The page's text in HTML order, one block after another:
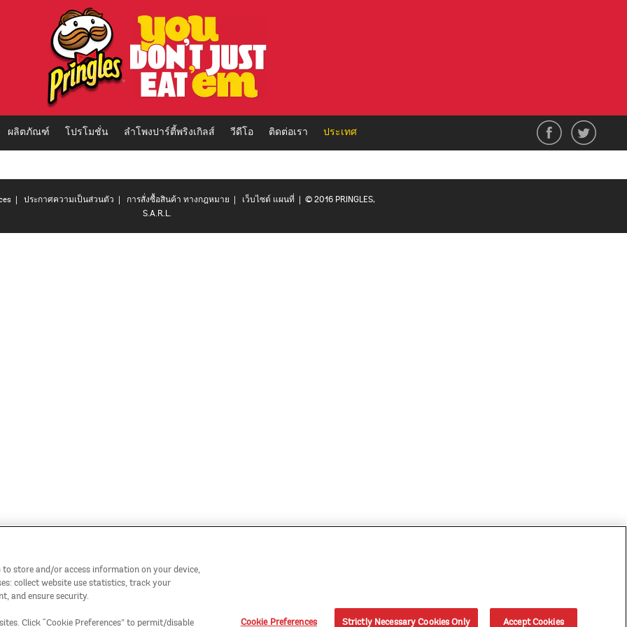
ผลิตภัณฑ์ โปรโมชั่น ลำโพงปาร์ตี้พริงเกิลส์ วีดีโอ ติดต่อเรา ประเทศ
| ประกาศความเป็นส่วนตัว | การสั่งซื้อสินค้า ทางกฎหมาย | เว็บไซต์ แผนที่ | © 2016 PRINGLES,
S.A.R.L.
to store and/or access information on your device,
collect website use statistics, track your
and ensure security.
Click “Cookie Preferences” to permit/disable Cookie Preferences Strictly Necessary Cookies Only Accept Cookies